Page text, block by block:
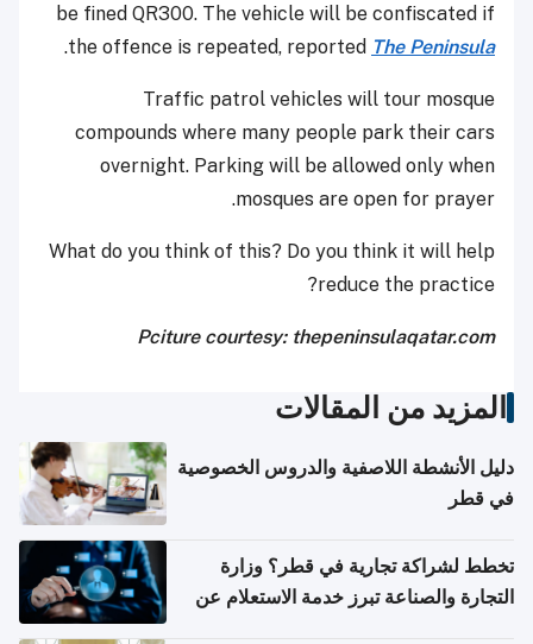
be fined QR300. The vehicle will be confiscated if
the offence is repeated, reported The Peninsula
.
Traffic patrol vehicles will tour mosque
compounds where many people park their cars
overnight. Parking will be allowed only when
mosques are open for prayer.
What do you think of this? Do you think it will help
reduce the practice?
Pciture courtesy: thepeninsulaqatar.com
المزيد من المقالات
دليل الأنشطة اللاصفية والدروس الخصوصية
في قطر
تخطط لشراكة تجارية في قطر؟ وزارة
التجارة والصناعة تبرز خدمة الاستعلام عن